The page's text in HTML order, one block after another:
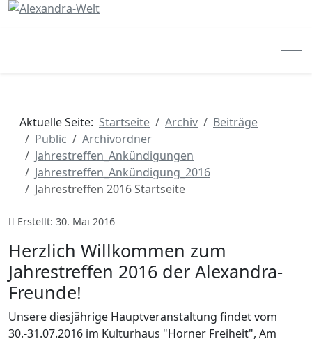
Aktuelle Seite: Startseite Archiv
Beiträge
Public
Archivordner
Jahrestreffen_Ankündigungen
Jahrestreffen_Ankündigung_2016
Jahrestreffen 2016 Startseite
Erstellt: 30. Mai 2016
Herzlich Willkommen zum
Jahrestreffen 2016 der Alexandra-
Freunde!
Unsere diesjährige Hauptveranstaltung findet vom
30.-31.07.2016 im Kulturhaus "Horner Freiheit", Am